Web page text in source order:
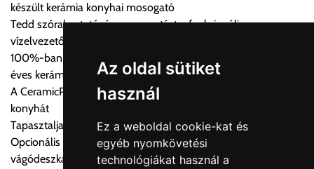
Az oldal sütiket
használ
Ez a weboldal cookie-kat és
egyéb nyomkövetési
technológiákat használ a
Ingyenes szállítási lehetőség nincs!
Egyes termékek súlyát a program nem ismeri, rendelés esetén
a központ igazolja vissza. Amennyiben a költséget az Ön által
gondoltnál magasabb értékben igazoljuk vissza, úgy a
visszaigazolástól számított 24 órán belül a terméket
lemondhatja, vagy kérheti a személyes átvételre való
módosítását.
FIGYELEM!!
KERÁMIA TERMÉKEK SZÁLLÍTATÁSA NEM, VAGY CSAK
készült kerámia konyhai mosogató
Tedd szórakoztatóvá a mosogatást a funkcionális
vízelvezetővel felszerelt mosogatóval
100%-ban természetes alapanyagok és kézművesség 270
éves kerámia tapasztalattal
A CeramicPlus könnyen gondozható, és tisztán tartja a
konyhát
Tapasztalja meg a Villeroy & Boch varázslatos dizájn világát
Opcionális iegészítők: Rozsdamentes acél akasztható tálca és
vágódeszka valódi fa furnérral